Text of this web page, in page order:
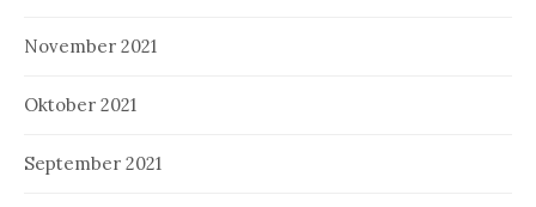
November 2021
Oktober 2021
September 2021